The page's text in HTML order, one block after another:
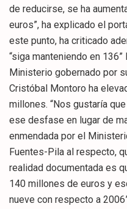
de reducirse, se ha
euros”, ha explicado el
este punto, ha criticado
“siga manteniendo en
Ministerio gobernado por
Cristóbal Montoro ha
millones. “Nos gustaría
ese desfase en lugar de
enmendada por el
Fuentes-Pila al respecto,
realidad documentada es
140 millones de euros y
nueve con respecto a